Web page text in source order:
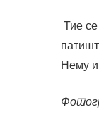
Тие
Нему и